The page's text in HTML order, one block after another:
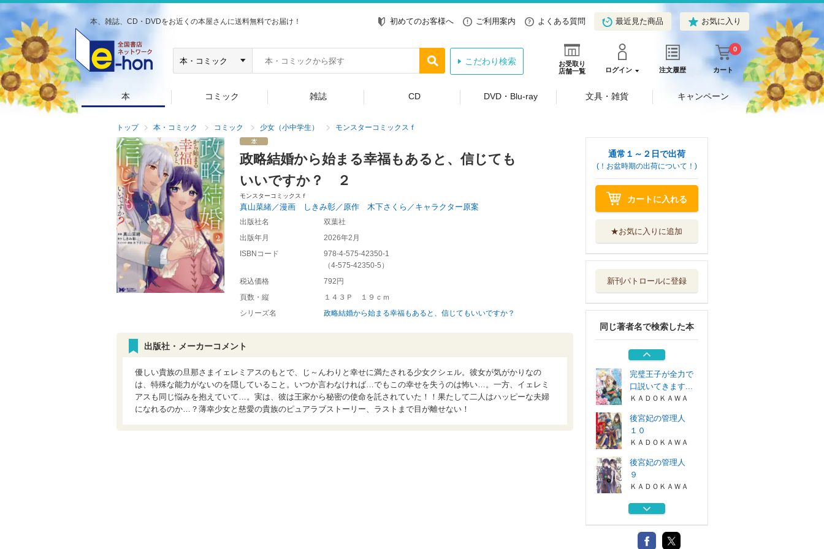
本、雑誌、CD・DVDをお近くの本屋さんに送料無料でお届け！ 初めてのお客様へ ご利用案内 よくある質問 最近見た商品 お気に入り
お受取り
店舗一覧
ログイン 注文履歴 カート
0
こだわり検索
本 コミック 雑誌 CD DVD・Blu-ray 文具・雑貨 キャンペーン
トップ 本・コミック コミック 少女（小中学生） モンスターコミックスｆ
政略結婚から始まる幸福もあると、信じても
いいですか？ ２
モンスターコミックスｆ
真山菜緒／漫画 しきみ彰／原作 木下さくら／キャラクター原案
出版社名
双葉社
出版年月
2026年2月
ISBNコード
978-4-575-42350-1
（4-575-42350-5 ）
税込価格
792円
頁数・縦
１４３Ｐ １９ｃｍ
シリーズ名
政略結婚から始まる幸福もあると、信じてもいいですか？
出版社・メーカーコメント
優しい貴族の旦那さまイェレミアスのもとで、じ～んわりと幸せに満たされる少女クシェル。彼女が気がかりなの
は、特殊な能力がないのを隠していること。いつか言わなければ…でもこの幸せを失うのは怖い…。一方、イェレミ
アスも同じ悩みを抱えていて…。実は、彼は王家から秘密の使命を託されていた！！果たして二人はハッピーな夫婦
になれるのか…？薄幸少女と慈愛の貴族のピュアラブストーリー、ラストまで目が離せない！
通常１～２日で出荷
(！お盆時期の出荷について！)
カートに入れる
★お気に入りに追加
新刊パトロールに登録
同じ著者名で検索した本
後宮妃の管理人
９
髪結い乙女の嫁入
ＫＡＤＯＫＡＷＡ
完璧王子が全力で
口説いてきます...
ＫＡＤＯＫＡＷＡ
完璧王子が全力で
口説いてきます...
ＫＡＤＯＫＡＷＡ
後宮妃の管理人
１０
ＫＡＤＯＫＡＷＡ
後宮妃の管理人
９
ＫＡＤＯＫＡＷＡ
髪結い乙女の嫁入
ＫＡＤＯＫＡＷＡ